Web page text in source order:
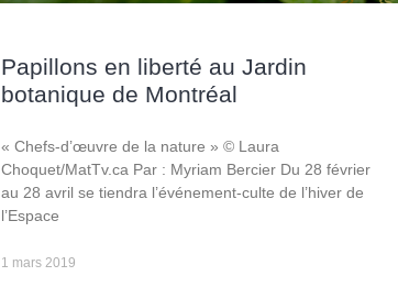
Papillons en liberté au Jardin
botanique de Montréal
« Chefs-d’œuvre de la nature » © Laura
Choquet/MatTv.ca Par : Myriam Bercier Du 28 février
au 28 avril se tiendra l’événement-culte de l’hiver de
l’Espace
1 mars 2019